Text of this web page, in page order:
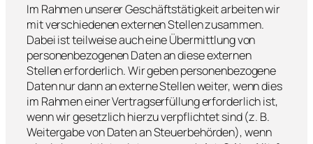
Im Rahmen unserer Geschäftstätigkeit arbeiten wir
mit verschiedenen externen Stellen zusammen.
Dabei ist teilweise auch eine Übermittlung von
personenbezogenen Daten an diese externen
Stellen erforderlich. Wir geben personenbezogene
Daten nur dann an externe Stellen weiter, wenn dies
im Rahmen einer Vertragserfüllung erforderlich ist,
wenn wir gesetzlich hierzu verpflichtet sind (z. B.
Weitergabe von Daten an Steuerbehörden), wenn